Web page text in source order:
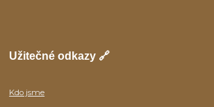
Užitečné odkazy 🔗
Kdo jsme